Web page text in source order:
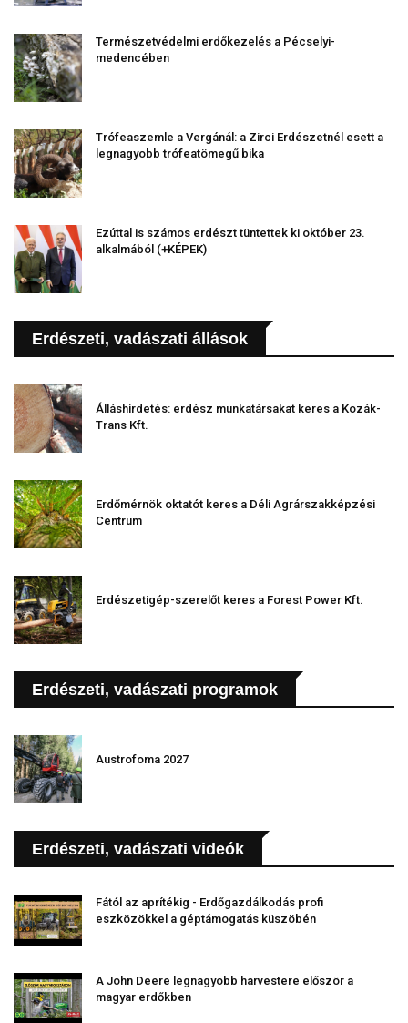
Természetvédelmi erdőkezelés a Pécselyi-
medencében
Trófeaszemle a Vergánál: a Zirci Erdészetnél esett a
legnagyobb trófeatömegű bika
Ezúttal is számos erdészt tüntettek ki október 23.
alkalmából (+KÉPEK)
Erdészeti, vadászati állások
Álláshirdetés: erdész munkatársakat keres a Kozák-
Trans Kft.
Erdőmérnök oktatót keres a Déli Agrárszakképzési
Centrum
Erdészetigép-szerelőt keres a Forest Power Kft.
Erdészeti, vadászati programok
Austrofoma 2027
Erdészeti, vadászati videók
Fától az aprítékig - Erdőgazdálkodás profi
eszközökkel a géptámogatás küszöbén
A John Deere legnagyobb harvestere először a
magyar erdőkben